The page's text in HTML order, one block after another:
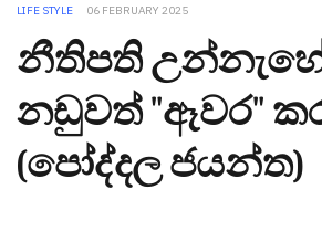
LIFE STYLE 06 FEBRUARY 2025
නීතිපති
නඩුවත් "ඈවර"
(පෝද්දල ජයන්ත)